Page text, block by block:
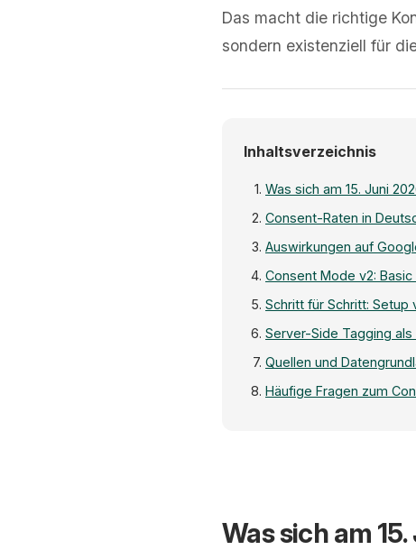
Das macht die richtige
sondern existenziell für
Inhaltsverzeichnis
Was sich am 15. Juni
Consent-Raten in
Auswirkungen auf
Consent Mode v2:
Schritt für Schritt: Setup
Server-Side Tagging als
Quellen und
Häufige Fragen zum
Was sich am